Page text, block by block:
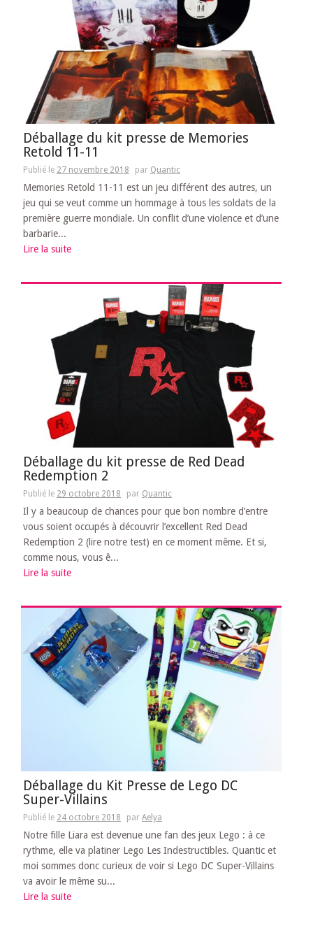
Déballage du kit presse de Memories
Retold 11-11
Publié le 27 novembre 2018 par Quantic
Memories Retold 11-11 est un jeu différent des autres, un
jeu qui se veut comme un hommage à tous les soldats de la
première guerre mondiale. Un conflit d’une violence et d’une
barbarie...
Lire la suite
Déballage du kit presse de Red Dead
Redemption 2
Publié le 29 octobre 2018 par Quantic
Il y a beaucoup de chances pour que bon nombre d’entre
vous soient occupés à découvrir l’excellent Red Dead
Redemption 2 (lire notre test) en ce moment même. Et si,
comme nous, vous ê...
Lire la suite
Déballage du Kit Presse de Lego DC
Super-Villains
Publié le 24 octobre 2018 par Aelya
Notre fille Liara est devenue une fan des jeux Lego : à ce
rythme, elle va platiner Lego Les Indestructibles. Quantic et
moi sommes donc curieux de voir si Lego DC Super-Villains
va avoir le même su...
Lire la suite